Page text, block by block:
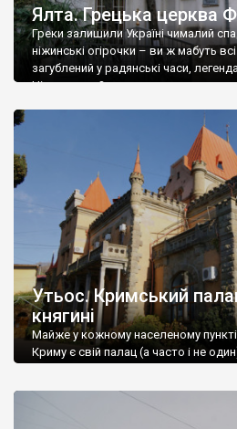
Ялта. Грецька церква
Греки залишили Україні чималий
ніжинські огірочки – ви ж мабуть
загублений у радянські часи,
Ніжин греки?
Утьос. Кримський
княгині
Майже у кожному населеному
Криму є свій палац (а часто і не